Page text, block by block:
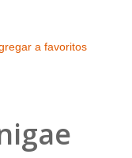
a favoritos